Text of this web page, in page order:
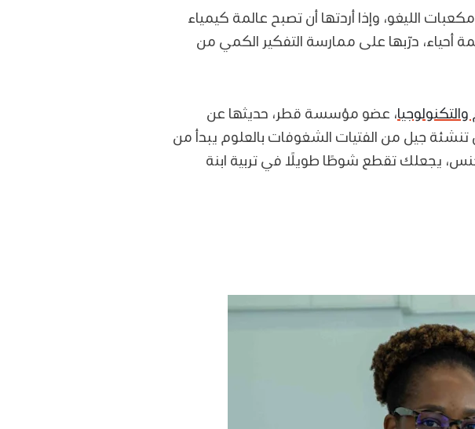
الليغو، وإذا أردتها أن تصبح عالمة كيمياء
أحياء، درّبها على ممارسة التفكير الكمي من
، عضو مؤسسة قطر، حديثها عن
جيل من الفتيات الشغوفات بالعلوم يبدأ من
يجعلك تقطع شوطًا طويلًا في تربية ابنة